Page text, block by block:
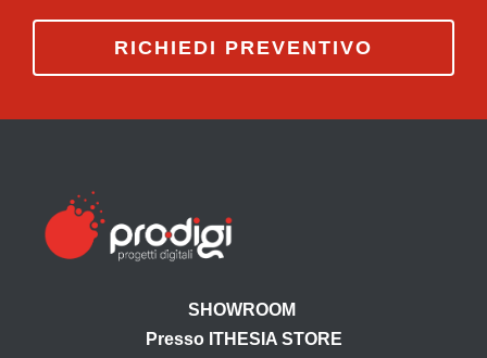
RICHIEDI PREVENTIVO
SHOWROOM
Presso ITHESIA STORE